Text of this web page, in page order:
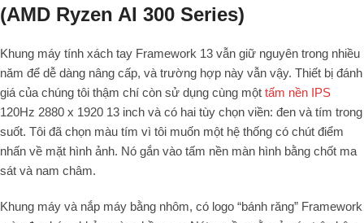
(AMD Ryzen AI 300 Series)
Khung máy tính xách tay Framework 13 vẫn giữ nguyên trong nhiều
năm để dễ dàng nâng cấp, và trường hợp này vẫn vậy. Thiết bị đánh
giá của chúng tôi thậm chí còn sử dụng cùng một tấm nền IPS
120Hz 2880 x 1920 13 inch và có hai tùy chọn viền: đen và tím trong
suốt. Tôi đã chọn màu tím vì tôi muốn một hệ thống có chút điểm
nhấn về mặt hình ảnh. Nó gắn vào tấm nền màn hình bằng chốt ma
sát và nam châm.
Khung máy và nắp máy bằng nhôm, có logo “bánh răng” Framework